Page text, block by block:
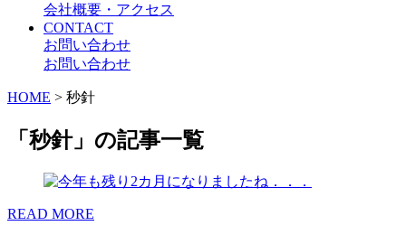
会社概要・アクセス
CONTACT
お問い合わせ
お問い合わせ
HOME > 秒針
「秒針」の記事一覧
READ MORE